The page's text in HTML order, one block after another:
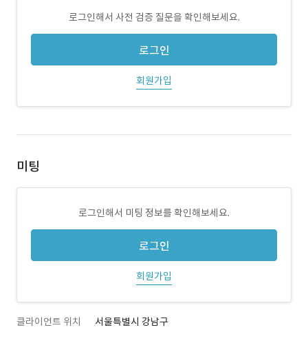
로그인해서 사전 검증 질문을 확인해보세요.
로그인
회원가입
미팅
로그인해서 미팅 정보를 확인해보세요.
로그인
회원가입
클라이언트 위치 서울특별시 강남구